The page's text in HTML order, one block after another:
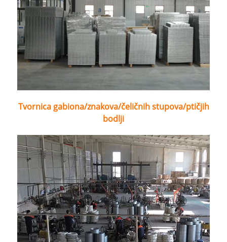
Tvornica gabiona/znakova/čeličnih stupova/ptičjih
bodlji